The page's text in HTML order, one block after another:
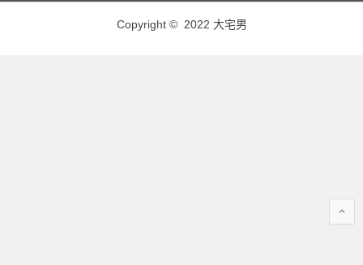
Copyright © 2022 大宅男